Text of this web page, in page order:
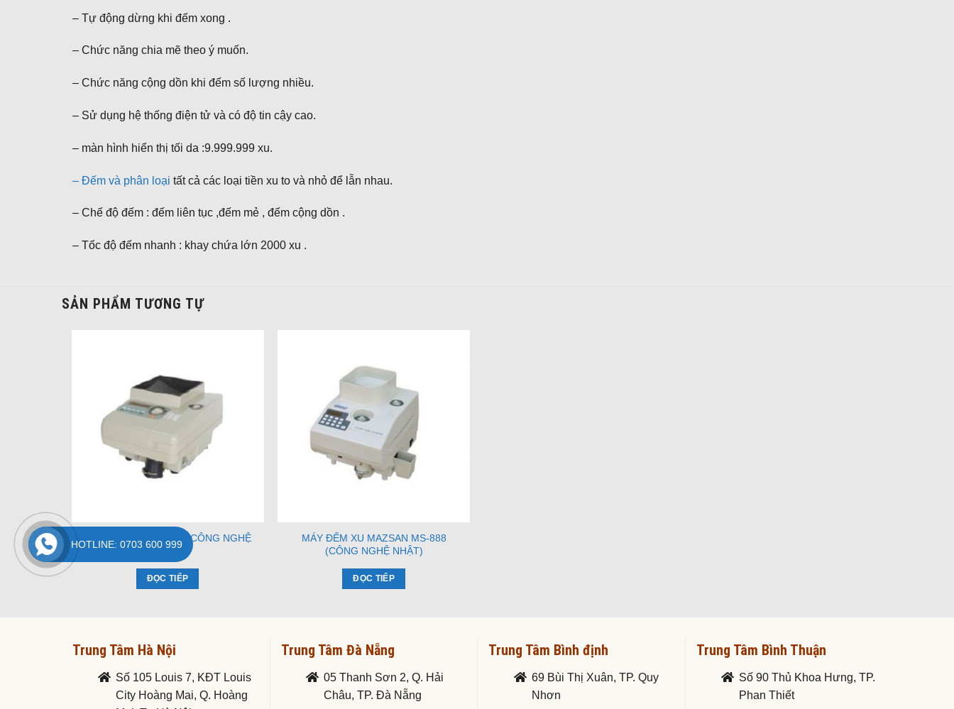
– Tự động dừng khi đếm xong .
– Chức năng chia mẽ theo ý muốn.
– Chức năng cộng dồn khi đếm số lượng nhiều.
– Sử dụng hệ thống điện tử và có độ tin cậy cao.
– màn hình hiển thị tối da :9.999.999 xu.
– Đếm và phân loại tất cả các loại tiền xu to và nhỏ để lẫn nhau.
– Chế độ đếm : đếm liên tục ,đếm mẻ , đếm cộng dồn .
– Tốc độ đếm nhanh : khay chứa lớn 2000 xu .
SẢN PHẨM TƯƠNG TỰ
MÁY ĐẾM XU NH-105 (CÔNG NGHỆ
NHẬT)
ĐỌC TIẾP
MÁY ĐẾM XU MAZSAN MS-888
(CÔNG NGHỆ NHẬT)
ĐỌC TIẾP
Trung Tâm Hà Nội
Số 105 Louis 7, KĐT Louis
City Hoàng Mai, Q. Hoàng
Trung Tâm Đà Nẵng
05 Thanh Sơn 2, Q. Hải
Châu, TP. Đà Nẵng
Trung Tâm Bình định
69 Bùi Thị Xuân, TP. Quy
Nhơn
Trung Tâm Bình Thuận
Số 90 Thủ Khoa Hưng, TP.
Phan Thiết
HOTLINE: 0703 600 999